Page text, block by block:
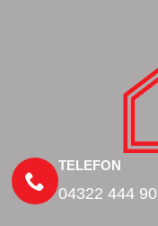
TELEFON
04322 444